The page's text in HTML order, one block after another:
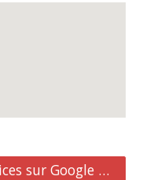
Voir l'itinéraire vers O 3G Délices sur Google Maps